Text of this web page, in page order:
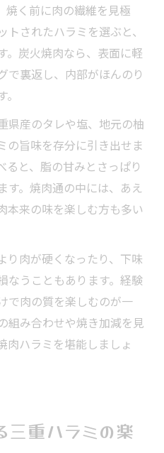
焼く前に肉の繊維を見極
されたハラミを選ぶと、
。炭火焼肉なら、表面に軽
で裏返し、内部がほんのり
県産のタレや塩、地元の柚
の旨味を存分に引き出せま
ると、脂の甘みとさっぱり
。焼肉通の中には、あえ
本来の味を楽しむ方も多い
り肉が硬くなったり、下味
なうこともあります。経験
で肉の質を楽しむのが一
組み合わせや焼き加減を見
肉ハラミを堪能しましょ
重ハラミの楽